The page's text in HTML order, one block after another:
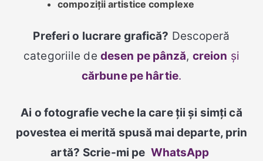
compoziții artistice complexe
Preferi o lucrare grafică? Descoperă
categoriile de desen pe pânză, creion și
cărbune pe hârtie.
Ai o fotografie veche la care ții și simți că
povestea ei merită spusă mai departe, prin
artă? Scrie-mi pe WhatsApp